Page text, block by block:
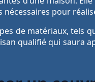
nécessaires pour
de matériaux, tels
qualifié qui saura